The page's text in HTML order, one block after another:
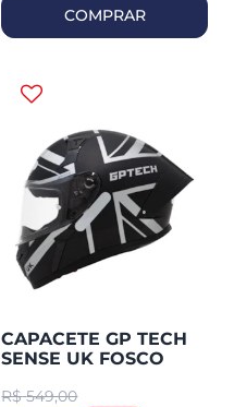
COMPRAR
CAPACETE GP TECH
SENSE UK FOSCO
R$ 549,00